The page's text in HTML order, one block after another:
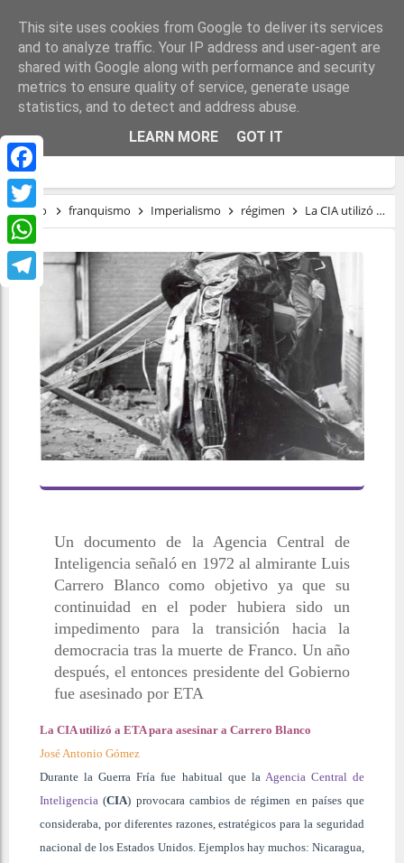
Facebook
Twitter
WhatsApp
LA CIA UTILIZÓ A ETA PARA ASESINAR A
CARRERO BLANCO
Inicio franquismo Imperialismo régimen La CIA utilizó a ETA para asesinar a Carrero Blanco
Un documento de la Agencia Central de
Inteligencia señaló en 1972 al almirante Luis
Carrero Blanco como objetivo ya que su
continuidad en el poder hubiera sido un
impedimento para la transición hacia la
democracia tras la muerte de Franco. Un año
después, el entonces presidente del Gobierno
fue asesinado por ETA
La CIA utilizó a ETA para asesinar a Carrero Blanco
José Antonio Gómez
Durante la Guerra Fría fue habitual que la Agencia Central de
Inteligencia (CIA) provocara cambios de régimen en países que
consideraba, por diferentes razones, estratégicos para la seguridad
nacional de los Estados Unidos. Ejemplos hay muchos: Nicaragua,
This site uses cookies from Google to deliver its services
and to analyze traffic. Your IP address and user-agent are
shared with Google along with performance and security
metrics to ensure quality of service, generate usage
statistics, and to detect and address abuse.
LEARN MORE
GOT IT